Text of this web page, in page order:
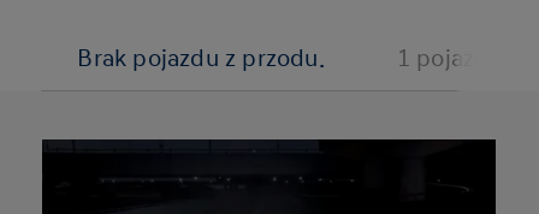
Brak pojazdu z przodu. 1 pojazd z